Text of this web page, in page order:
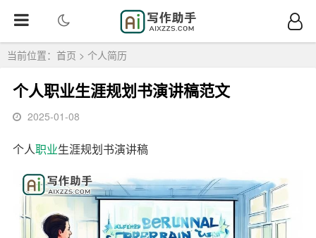
当前位置： 首页 > 个人简历
个人职业生涯规划书演讲稿范文
2025-01-08
个人职业生涯规划书演讲稿